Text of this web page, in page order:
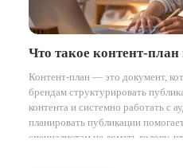
Что такое контент-план
Контент-план — это документ,
брендам структурировать
контента и системно работать с
планировать публикации
специалистам не ломать голову,